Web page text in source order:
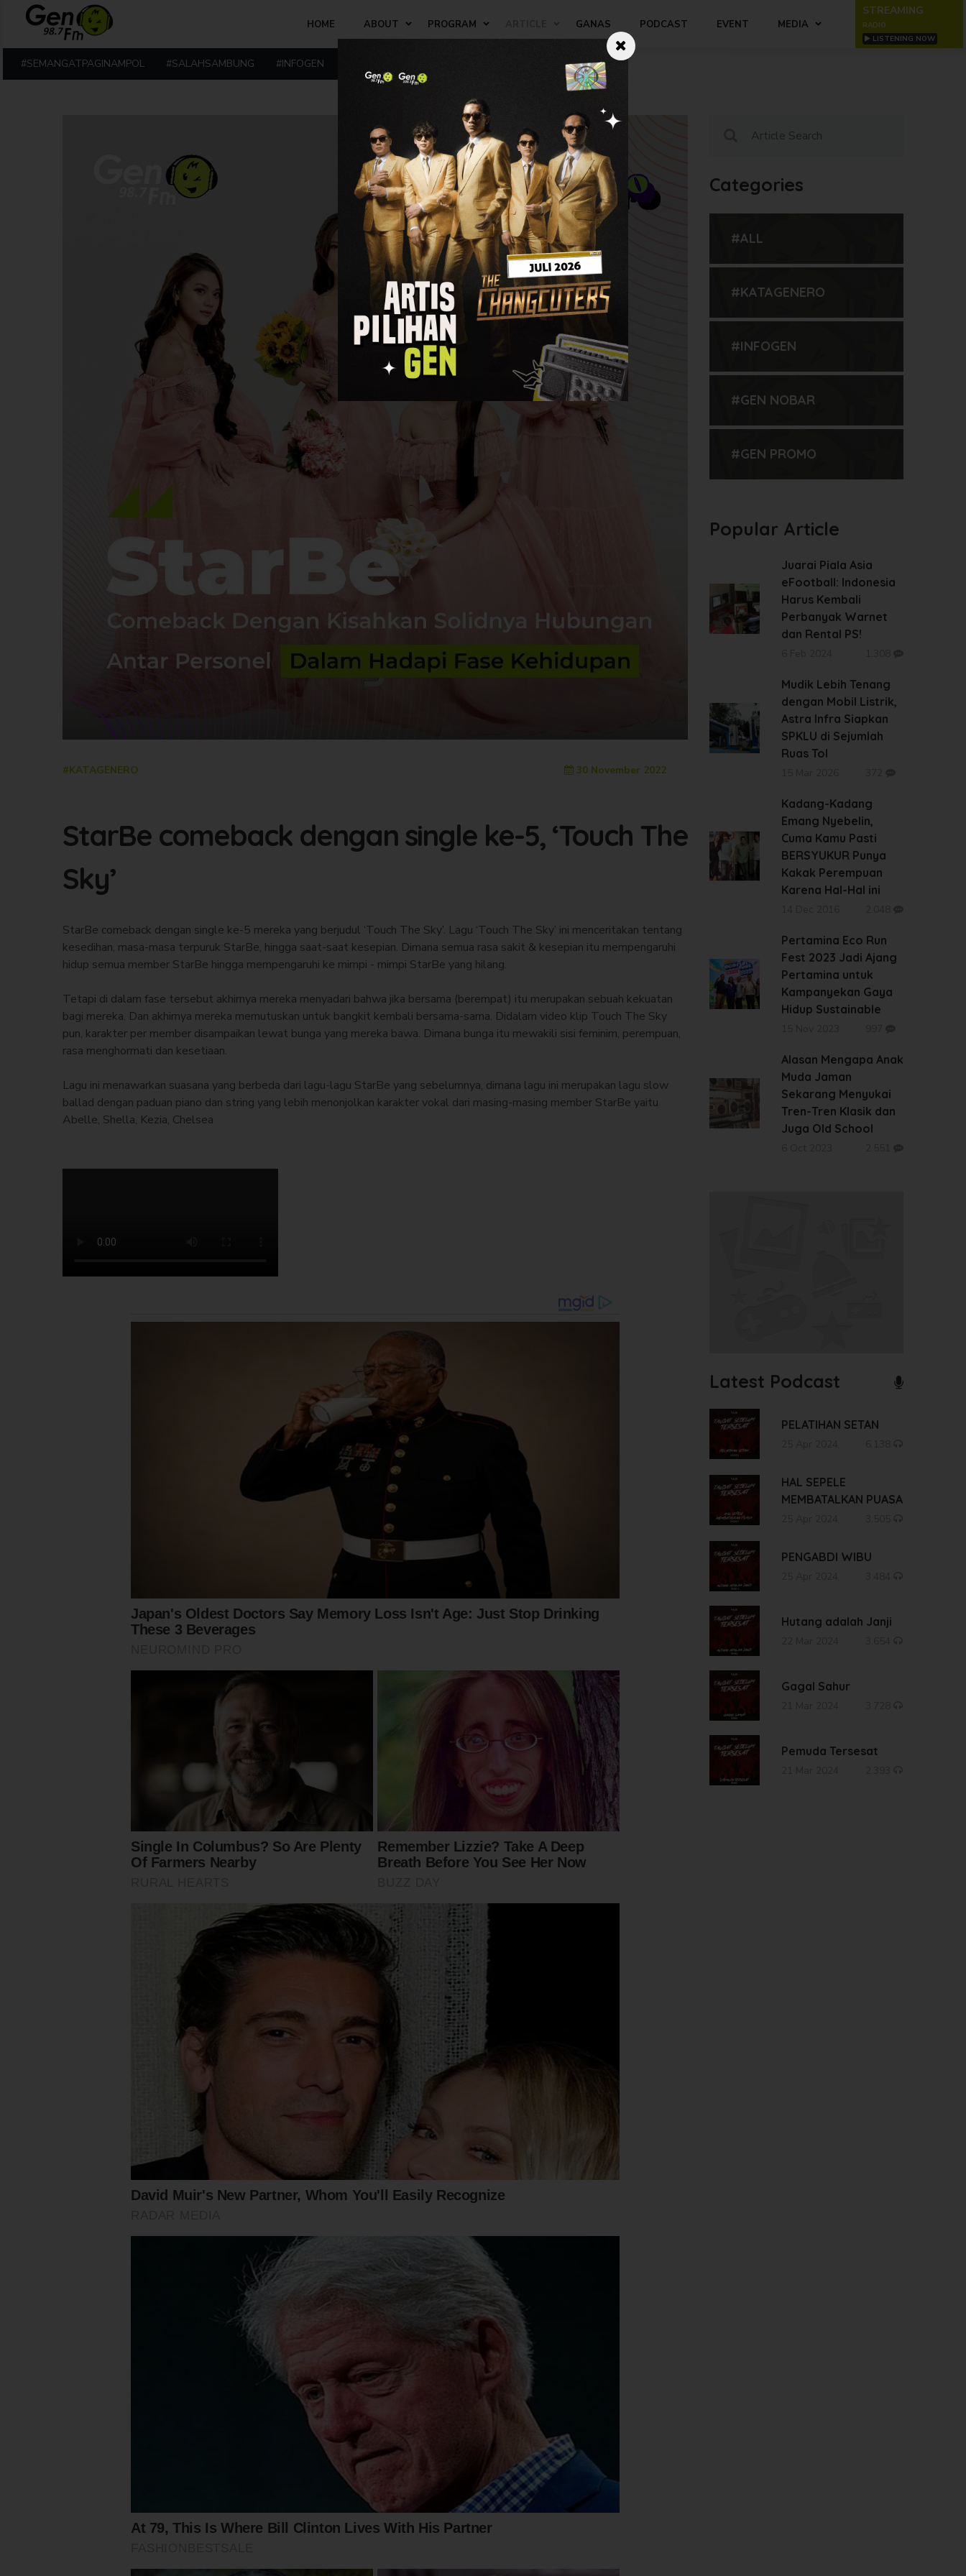
HOME ABOUT PROGRAM GANAS PODCAST EVENT MEDIA
STREAMING
RADIO
LISTENING NOW
#SEMANGATPAGINAMPOL #SALAHSAMBUNG #INFOGEN
#KATAGENERO 30 November 2022
StarBe comeback dengan single ke-5, ‘Touch The
Sky’
StarBe comeback dengan single ke-5 mereka yang berjudul ‘Touch The Sky’. Lagu ‘Touch The Sky’ ini menceritakan tentang
kesedihan, masa-masa terpuruk StarBe, hingga saat-saat kesepian. Dimana semua rasa sakit & kesepian itu mempengaruhi
hidup semua member StarBe hingga mempengaruhi ke mimpi - mimpi StarBe yang hilang.
Tetapi di dalam fase tersebut akhirnya mereka menyadari bahwa jika bersama (berempat) itu merupakan sebuah kekuatan
bagi mereka. Dan akhirnya mereka memutuskan untuk bangkit kembali bersama-sama. Didalam video klip Touch The Sky
pun, karakter per member disampaikan lewat bunga yang mereka bawa. Dimana bunga itu mewakili sisi feminim, perempuan,
rasa menghormati dan kesetiaan.
Lagu ini menawarkan suasana yang berbeda dari lagu-lagu StarBe yang sebelumnya, dimana lagu ini merupakan lagu slow
ballad dengan paduan piano dan string yang lebih menonjolkan karakter vokal dari masing-masing member StarBe yaitu
Abelle, Shella, Kezia, Chelsea
Categories
#ALL
#KATAGENERO
#INFOGEN
#GEN NOBAR
#GEN PROMO
Popular Article
Juarai Piala Asia
eFootball: Indonesia
Harus Kembali
Perbanyak Warnet
dan Rental PS!
Mudik Lebih Tenang
dengan Mobil Listrik,
Astra Infra Siapkan
SPKLU di Sejumlah
Ruas Tol
Kadang-Kadang
Emang Nyebelin,
Cuma Kamu Pasti
BERSYUKUR Punya
Kakak Perempuan
Karena Hal-Hal ini
Pertamina Eco Run
Fest 2023 Jadi Ajang
Pertamina untuk
Kampanyekan Gaya
Hidup Sustainable
Alasan Mengapa Anak
Muda Jaman
Sekarang Menyukai
Tren-Tren Klasik dan
Juga Old School
Latest Podcast
PELATIHAN SETAN
HAL SEPELE
MEMBATALKAN PUASA
PENGABDI WIBU
Hutang adalah Janji
Gagal Sahur
Pemuda Tersesat